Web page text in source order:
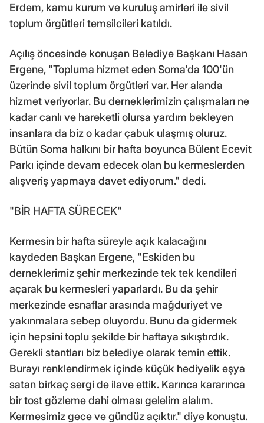
Erdem, kamu kurum ve kuruluş amirleri ile sivil
toplum örgütleri temsilcileri katıldı.
Açılış öncesinde konuşan Belediye Başkanı Hasan
Ergene, "Topluma hizmet eden Soma'da 100'ün
üzerinde sivil toplum örgütleri var. Her alanda
hizmet veriyorlar. Bu derneklerimizin çalışmaları ne
kadar canlı ve hareketli olursa yardım bekleyen
insanlara da biz o kadar çabuk ulaşmış oluruz.
Bütün Soma halkını bir hafta boyunca Bülent Ecevit
Parkı içinde devam edecek olan bu kermeslerden
alışveriş yapmaya davet ediyorum." dedi.
"BİR HAFTA SÜRECEK"
Kermesin bir hafta süreyle açık kalacağını
kaydeden Başkan Ergene, "Eskiden bu
derneklerimiz şehir merkezinde tek tek kendileri
açarak bu kermesleri yaparlardı. Bu da şehir
merkezinde esnaflar arasında mağduriyet ve
yakınmalara sebep oluyordu. Bunu da gidermek
için hepsini toplu şekilde bir haftaya sıkıştırdık.
Gerekli stantları biz belediye olarak temin ettik.
Burayı renklendirmek içinde küçük hediyelik eşya
satan birkaç sergi de ilave ettik. Karınca kararınca
bir tost gözleme dahi olması gelelim alalım.
Kermesimiz gece ve gündüz açıktır." diye konuştu.